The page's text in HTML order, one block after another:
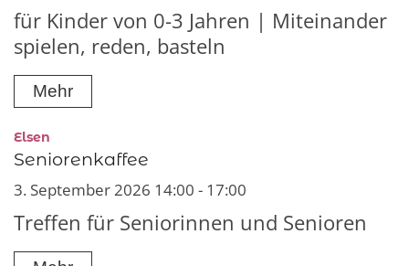
für Kinder von 0-3 Jahren | Miteinander
spielen, reden, basteln
Mehr
Elsen
Seniorenkaffee
3. September 2026 14:00 - 17:00
Treffen für Seniorinnen und Senioren